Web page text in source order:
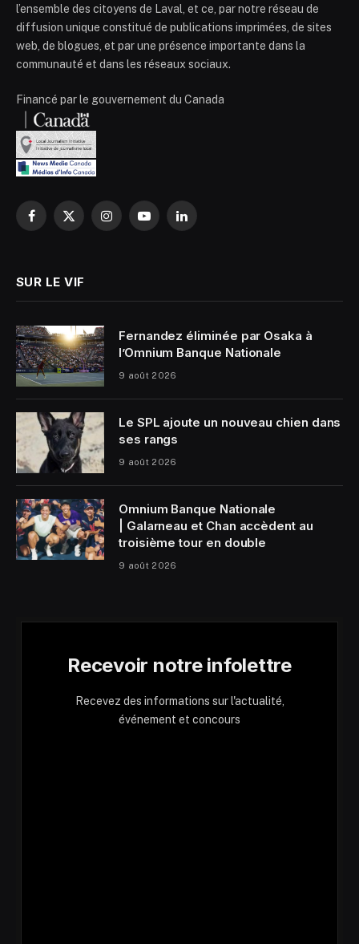
l’ensemble des citoyens de Laval, et ce, par notre réseau de
diffusion unique constitué de publications imprimées, de sites
web, de blogues, et par une présence importante dans la
communauté et dans les réseaux sociaux.
Financé par le gouvernement du Canada
Facebook
X
InstagramYouTubeLinkedIn
SUR LE VIF
Fernandez éliminée par Osaka à
l’Omnium Banque Nationale
9 août 2026
Le SPL ajoute un nouveau chien dans
ses rangs
9 août 2026
Omnium Banque Nationale
| Galarneau et Chan accèdent au
troisième tour en double
9 août 2026
Recevoir notre infolettre
Recevez des informations sur l'actualité,
événement et concours